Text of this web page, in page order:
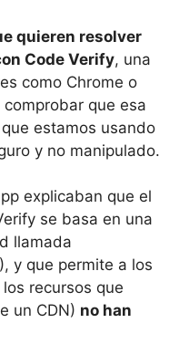
quieren resolver
Code Verify, una
como Chrome o
que esa
estamos usando
y no manipulado.
explicaban que el
se basa en una
llamada
y que permite a los
recursos que
un CDN) no han